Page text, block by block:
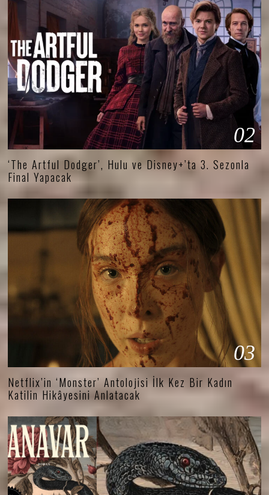
02
‘The Artful Dodger’, Hulu ve Disney+’ta 3. Sezonla
Final Yapacak
03
Netflix’in ‘Monster’ Antolojisi İlk Kez Bir Kadın
Katilin Hikâyesini Anlatacak